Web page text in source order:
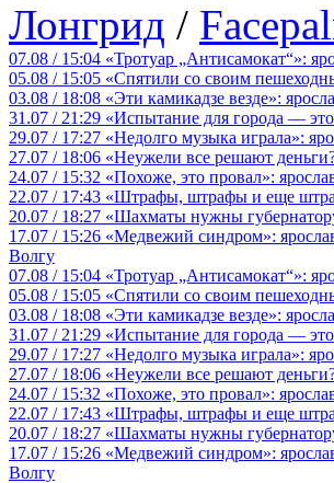
Лонгрид /
07.08 / 15:04 «Тротуар „Антисамокат“»:
05.08 / 15:05 «Спятили со своим
03.08 / 18:08 «Эти камикадзе везде»:
31.07 / 21:29 «Испытание для города —
29.07 / 17:27 «Недолго музыка играла»:
27.07 / 18:06 «Неужели все решают
24.07 / 15:32 «Похоже, это провал»:
22.07 / 17:43 «Штрафы, штрафы и еще
20.07 / 18:27 «Шахматы нужны
17.07 / 15:26 «Медвежий синдром»:
Волгу
07.08 / 15:04 «Тротуар „Антисамокат“»:
05.08 / 15:05 «Спятили со своим
03.08 / 18:08 «Эти камикадзе везде»:
31.07 / 21:29 «Испытание для города —
29.07 / 17:27 «Недолго музыка играла»:
27.07 / 18:06 «Неужели все решают
24.07 / 15:32 «Похоже, это провал»:
22.07 / 17:43 «Штрафы, штрафы и еще
20.07 / 18:27 «Шахматы нужны
17.07 / 15:26 «Медвежий синдром»:
Волгу